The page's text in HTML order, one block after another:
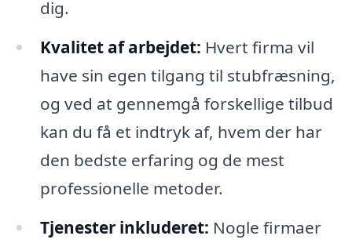
dig.
Kvalitet af arbejdet: Hvert firma vil
have sin egen tilgang til stubfræsning,
og ved at gennemgå forskellige tilbud
kan du få et indtryk af, hvem der har
den bedste erfaring og de mest
professionelle metoder.
Tjenester inkluderet: Nogle firmaer